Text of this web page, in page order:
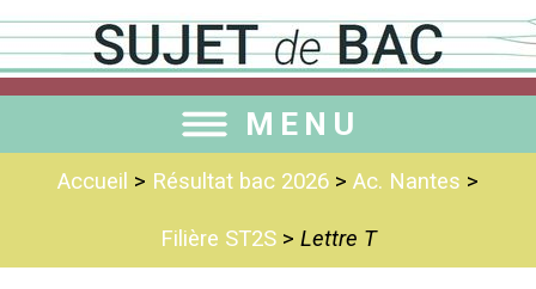
MENU
Accueil > Résultat bac 2026 > Ac. Nantes >
Filière ST2S> Lettre T